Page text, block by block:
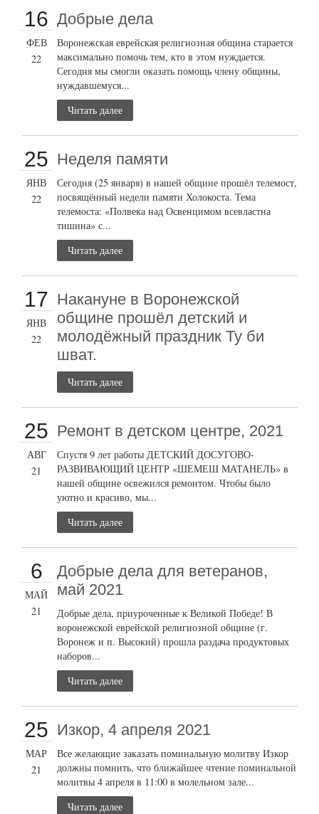
16
ФЕВ
22
Добрые дела
Воронежская еврейская религиозная община старается
максимально помочь тем, кто в этом нуждается.
Сегодня мы смогли оказать помощь члену общины,
нуждавшемуся...
Читать далее
25
ЯНВ
22
Неделя памяти
Сегодня (25 января) в нашей общине прошёл телемост,
посвящённый недели памяти Холокоста. Тема
телемоста: «Полвека над Освенцимом всевластна
тишина» с...
Читать далее
17
ЯНВ
22
Накануне в Воронежской
общине прошёл детский и
молодёжный праздник Ту би
шват.
Читать далее
25
АВГ
21
Ремонт в детском центре, 2021
Спустя 9 лет работы ДЕТСКИЙ ДОСУГОВО-
РАЗВИВАЮЩИЙ ЦЕНТР «ШЕМЕШ МАТАНЕЛЬ» в
нашей общине освежился ремонтом. Чтобы было
уютно и красиво, мы...
Читать далее
6
МАЙ
21
Добрые дела для ветеранов,
май 2021
Добрые дела, приуроченные к Великой Победе! В
воронежской еврейской религиозной общине (г.
Воронеж и п. Высокий) прошла раздача продуктовых
наборов...
Читать далее
25
МАР
21
Изкор, 4 апреля 2021
Все желающие заказать поминальную молитву Изкор
должны помнить, что ближайшее чтение поминальной
молитвы 4 апреля в 11:00 в молельном зале...
Читать далее